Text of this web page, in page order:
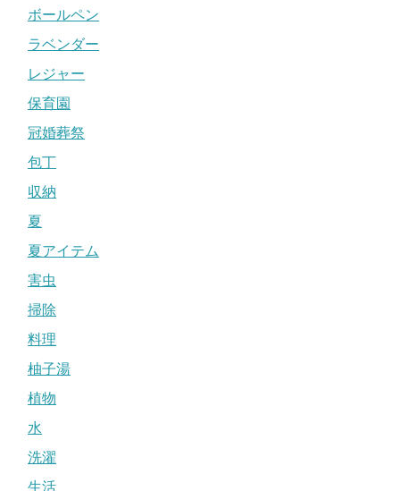
ボールペン
ラベンダー
レジャー
保育園
冠婚葬祭
包丁
収納
夏
夏アイテム
害虫
掃除
料理
柚子湯
植物
水
洗濯
生活